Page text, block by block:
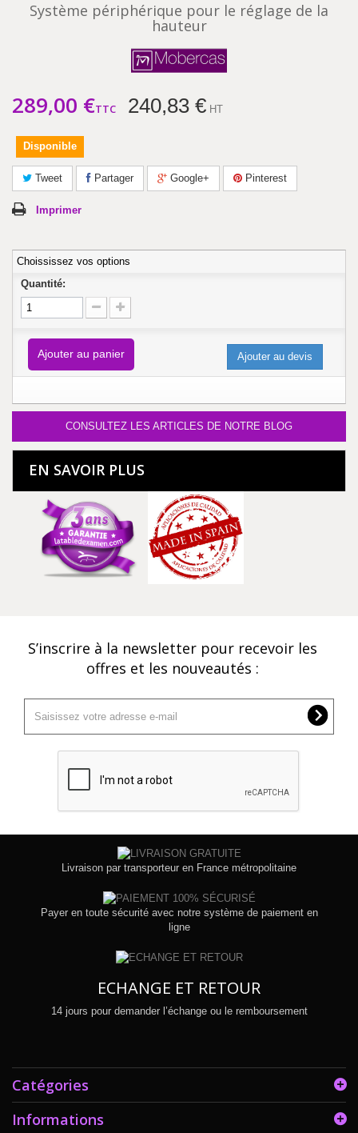
Système périphérique pour le réglage de la
hauteur
289,00 €TTC 240,83 € HT
Disponible
Tweet Partager Google+ Pinterest
Imprimer
Choississez vos options
Quantité:
Ajouter au panier Ajouter au devis
CONSULTEZ LES ARTICLES DE NOTRE BLOG
EN SAVOIR PLUS
S’inscrire à la newsletter pour recevoir les
offres et les nouveautés :
Livraison par transporteur en France métropolitaine
Payer en toute sécurité avec notre système de paiement en
ligne
ECHANGE ET RETOUR
14 jours pour demander l’échange ou le remboursement
Catégories
Informations